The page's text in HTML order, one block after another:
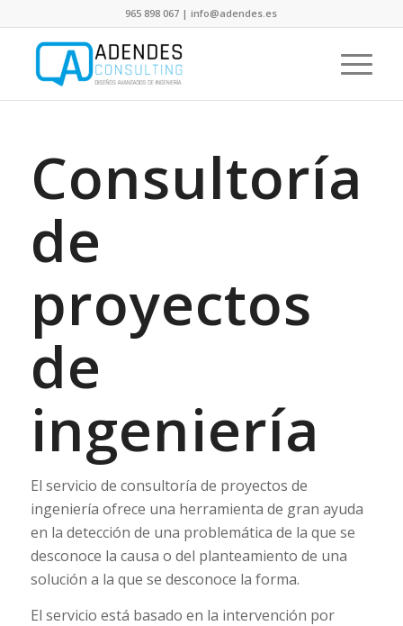
965 898 067 | info@adendes.es
Consultoría
de
proyectos
de
ingeniería
El servicio de consultoría de proyectos de
ingeniería ofrece una herramienta de gran ayuda
en la detección de una problemática de la que se
desconoce la causa o del planteamiento de una
solución a la que se desconoce la forma.
El servicio está basado en la intervención por